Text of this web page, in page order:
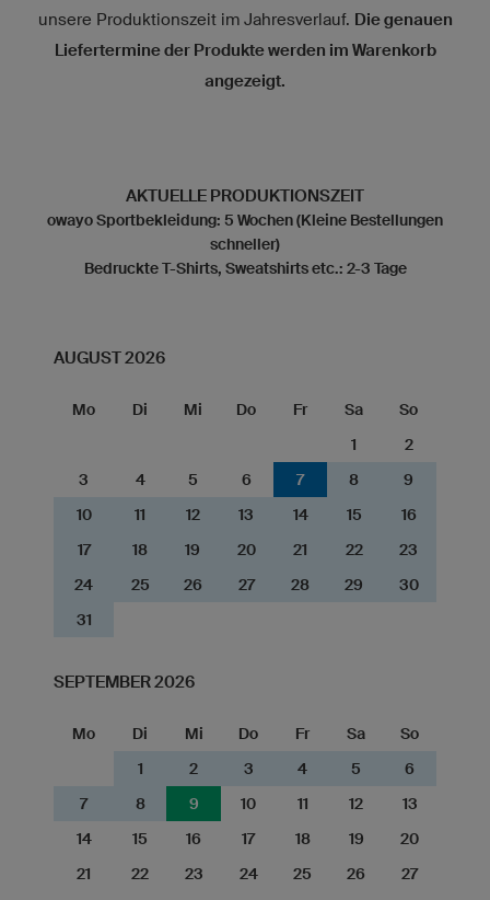
unsere Produktionszeit im Jahresverlauf. Die genauen
Liefertermine der Produkte werden im Warenkorb
angezeigt.
AKTUELLE PRODUKTIONSZEIT
owayo Sportbekleidung: 5 Wochen (Kleine Bestellungen
schneller)
Bedruckte T-Shirts, Sweatshirts etc.: 2-3 Tage
AUGUST 2026
Mo Di Mi Do Fr Sa
So
1
2
3
4 5 6 7 8
9
10
11 12 13 14 15
16
17
18 19 20 21 22
23
24
25 26 27 28 29
30
31
SEPTEMBER 2026
Mo Di Mi Do Fr Sa
So
1
2 3 4 5
6
7
8 9 10 11 12
13
14
15 16 17 18 19
20
21
22 23 24 25 26
27